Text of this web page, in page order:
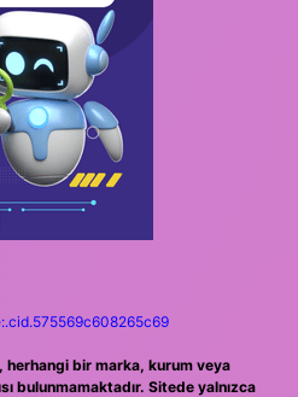
herhangi bir marka, kurum veya
bulunmamaktadır. Sitede yalnızca